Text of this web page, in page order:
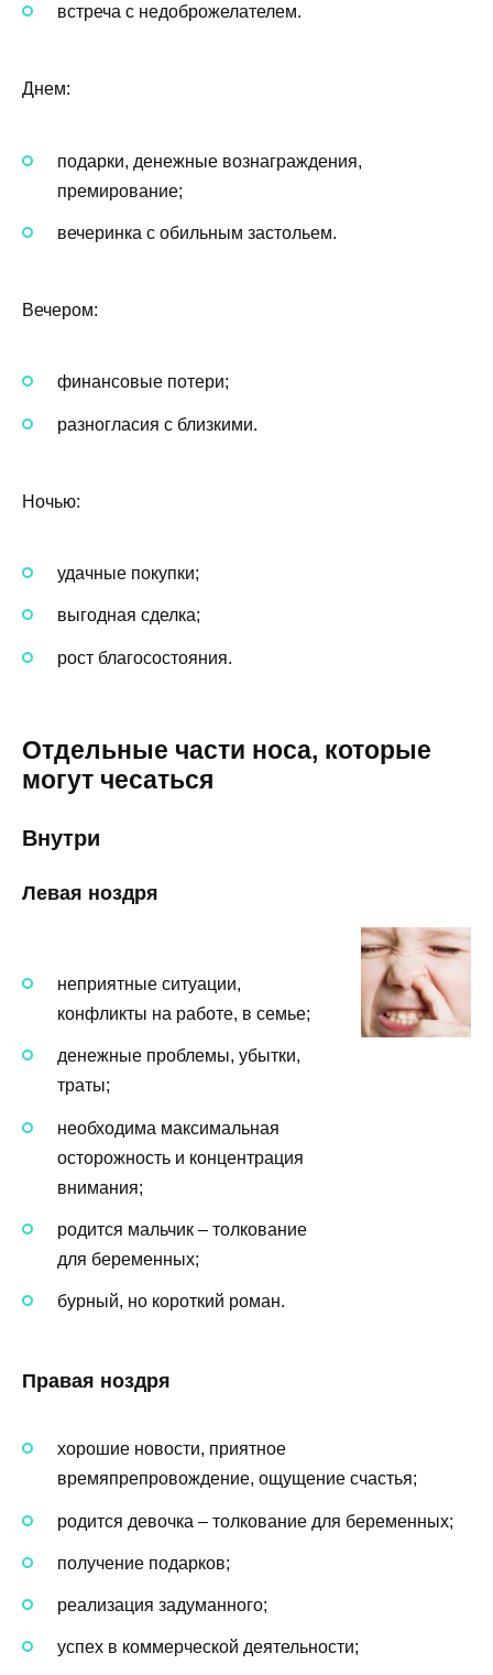
встреча с недоброжелателем.
Днем:
подарки, денежные вознаграждения,
премирование;
вечеринка с обильным застольем.
Вечером:
финансовые потери;
разногласия с близкими.
Ночью:
удачные покупки;
выгодная сделка;
рост благосостояния.
Отдельные части носа, которые
могут чесаться
Внутри
Левая ноздря
неприятные ситуации,
конфликты на работе, в семье;
денежные проблемы, убытки,
траты;
необходима максимальная
осторожность и концентрация
внимания;
родится мальчик – толкование
для беременных;
бурный, но короткий роман.
Правая ноздря
хорошие новости, приятное
времяпрепровождение, ощущение счастья;
родится девочка – толкование для беременных;
получение подарков;
реализация задуманного;
успех в коммерческой деятельности;